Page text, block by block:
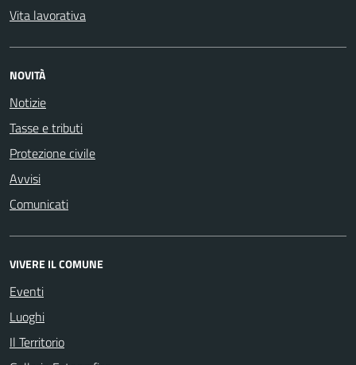
Vita lavorativa
NOVITÀ
Notizie
Tasse e tributi
Protezione civile
Avvisi
Comunicati
VIVERE IL COMUNE
Eventi
Luoghi
Il Territorio